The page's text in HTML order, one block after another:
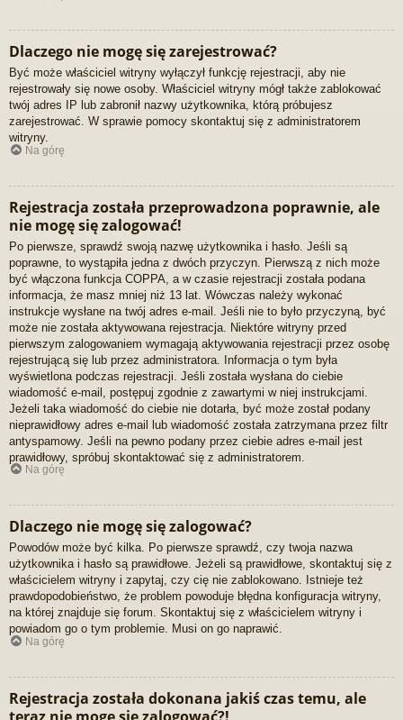
Dlaczego nie mogę się zarejestrować?
Być może właściciel witryny wyłączył funkcję rejestracji, aby nie
rejestrowały się nowe osoby. Właściciel witryny mógł także zablokować
twój adres IP lub zabronił nazwy użytkownika, którą próbujesz
zarejestrować. W sprawie pomocy skontaktuj się z administratorem
witryny.
Na górę
Rejestracja została przeprowadzona poprawnie, ale
nie mogę się zalogować!
Po pierwsze, sprawdź swoją nazwę użytkownika i hasło. Jeśli są
poprawne, to wystąpiła jedna z dwóch przyczyn. Pierwszą z nich może
być włączona funkcja COPPA, a w czasie rejestracji została podana
informacja, że masz mniej niż 13 lat. Wówczas należy wykonać
instrukcje wysłane na twój adres e-mail. Jeśli nie to było przyczyną, być
może nie została aktywowana rejestracja. Niektóre witryny przed
pierwszym zalogowaniem wymagają aktywowania rejestracji przez osobę
rejestrującą się lub przez administratora. Informacja o tym była
wyświetlona podczas rejestracji. Jeśli została wysłana do ciebie
wiadomość e-mail, postępuj zgodnie z zawartymi w niej instrukcjami.
Jeżeli taka wiadomość do ciebie nie dotarła, być może został podany
nieprawidłowy adres e-mail lub wiadomość została zatrzymana przez filtr
antyspamowy. Jeśli na pewno podany przez ciebie adres e-mail jest
prawidłowy, spróbuj skontaktować się z administratorem.
Na górę
Dlaczego nie mogę się zalogować?
Powodów może być kilka. Po pierwsze sprawdź, czy twoja nazwa
użytkownika i hasło są prawidłowe. Jeżeli są prawidłowe, skontaktuj się z
właścicielem witryny i zapytaj, czy cię nie zablokowano. Istnieje też
prawdopodobieństwo, że problem powoduje błędna konfiguracja witryny,
na której znajduje się forum. Skontaktuj się z właścicielem witryny i
powiadom go o tym problemie. Musi on go naprawić.
Na górę
Rejestracja została dokonana jakiś czas temu, ale